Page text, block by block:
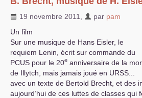
19 novembre 2011 par pam
Un film
Sur une musique de Hans Eisler, le
requiem Lenin, écrit sur commande du
PCUS pour le 20e anniversaire de la
de Illytch, mais jamais joué en URSS
avec un texte de Bertold Brecht, et des
aujourd’hui de ces luttes de classes qui